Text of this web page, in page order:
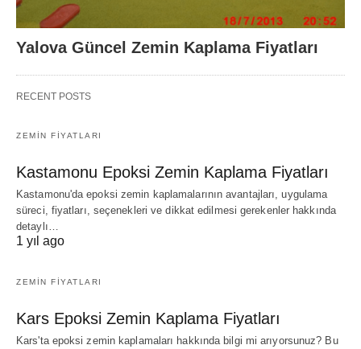
Yalova Güncel Zemin Kaplama Fiyatları
RECENT POSTS
ZEMIN FIYATLARI
Kastamonu Epoksi Zemin Kaplama Fiyatları
Kastamonu'da epoksi zemin kaplamalarının avantajları, uygulama
süreci, fiyatları, seçenekleri ve dikkat edilmesi gerekenler hakkında
detaylı…
1 yıl ago
ZEMIN FIYATLARI
Kars Epoksi Zemin Kaplama Fiyatları
Kars'ta epoksi zemin kaplamaları hakkında bilgi mi arıyorsunuz? Bu